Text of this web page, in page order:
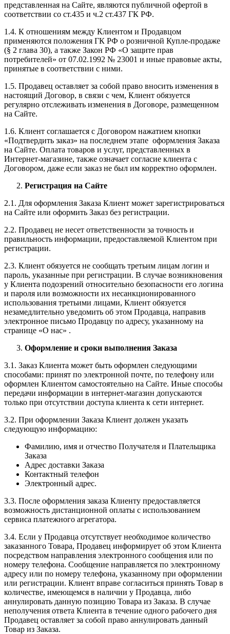
представленная на Сайте, являются публичной офертой в
соответствии со ст.435 и ч.2 ст.437 ГК РФ.
1.4. К отношениям между Клиентом и Продавцом
применяются положения ГК РФ о розничной Купле-продаже
(§ 2 глава 30), а также Закон РФ «О защите прав
потребителей» от 07.02.1992 № 23001 и иные правовые акты,
принятые в соответствии с ними.
1.5. Продавец оставляет за собой право вносить изменения в
настоящий Договор, в связи с чем, Клиент обязуется
регулярно отслеживать изменения в Договоре, размещенном
на Сайте.
1.6. Клиент соглашается с Договором нажатием кнопки
«Подтвердить заказ» на последнем этапе оформления Заказа
на Сайте. Оплата товаров и услуг, представленных в
Интернет-магазине, также означает согласие клиента с
Договором, даже если заказ не был им корректно оформлен.
Регистрация на Сайте
2.1. Для оформления Заказа Клиент может зарегистрироваться
на Сайте или оформить Заказ без регистрации.
2.2. Продавец не несет ответственности за точность и
правильность информации, предоставляемой Клиентом при
регистрации.
2.3. Клиент обязуется не сообщать третьим лицам логин и
пароль, указанные при регистрации. В случае возникновения
у Клиента подозрений относительно безопасности его логина
и пароля или возможности их несанкционированного
использования третьими лицами, Клиент обязуется
незамедлительно уведомить об этом Продавца, направив
электронное письмо Продавцу по адресу, указанному на
странице «О нас» .
Оформление и сроки выполнения Заказа
3.1. Заказ Клиента может быть оформлен следующими
способами: принят по электронной почте, по телефону или
оформлен Клиентом самостоятельно на Сайте. Иные способы
передачи информации в интернет-магазин допускаются
только при отсутствии доступа клиента к сети интернет.
3.2. При оформлении Заказа Клиент должен указать
следующую информацию:
Фамилию, имя и отчество Получателя и Плательщика
Заказа
Адрес доставки Заказа
Контактный телефон
Электронный адрес.
3.3. После оформления заказа Клиенту предоставляется
возможность дистанционной оплаты с использованием
сервиса платежного агрегатора.
3.4. Если у Продавца отсутствует необходимое количество
заказанного Товара, Продавец информирует об этом Клиента
посредством направления электронного сообщения или по
номеру телефона. Сообщение направляется по электронному
адресу или по номеру телефона, указанному при оформлении
или регистрации. Клиент вправе согласиться принять Товар в
количестве, имеющемся в наличии у Продавца, либо
аннулировать данную позицию Товара из Заказа. В случае
неполучения ответа Клиента в течение одного рабочего дня
Продавец оставляет за собой право аннулировать данный
Товар из Заказа.